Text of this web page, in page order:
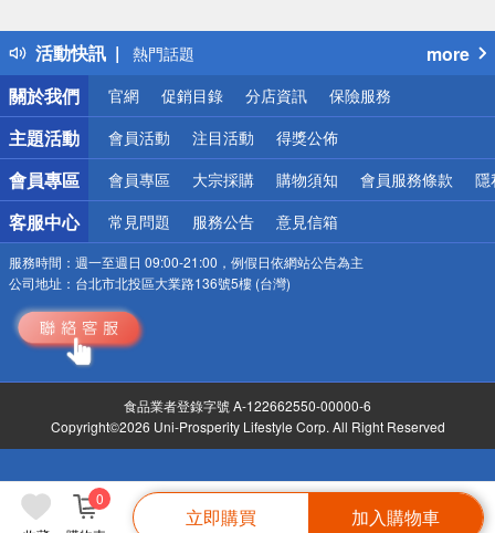
0
立即購買 加入購物車
活動快訊
得獎公告
熱門話題
銀行優惠
偏遠地區配送
詐騙網頁！請小心！
more
關於我們
官網 促銷目錄 分店資訊 保險服務
主題活動 會員活動 注目活動 得獎公佈
會員專區 會員專區 大宗採購 購物須知 會員服務條款 隱
客服中心 常見問題 服務公告 意見信箱
服務時間： 週一至週日 09:00-21:00，例假日依網站公告為主
公司地址： 台北市北投區大業路136號5樓 (台灣)
食品業者登錄字號 A-122662550-00000-6
Copyright©2026 Uni-Prosperity Lifestyle Corp. All Right Reserved